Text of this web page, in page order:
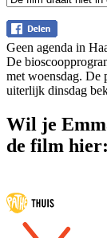
Geen agenda in
De
met woensdag. De
uiterlijk dinsdag
Wil je
de film hier: